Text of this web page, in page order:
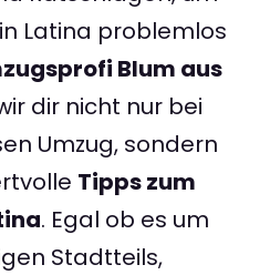
Latina problemlos
Blum aus
dir nicht nur bei
Umzug, sondern
Tipps zum
. Egal ob es um
Stadtteils,